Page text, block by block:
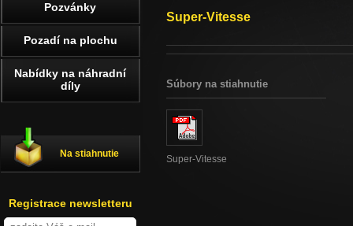
Super-Vitesse
Súbory na stiahnutie
Super-Vitesse
Pozvánky
Pozadí na plochu
Nabídky na náhradní
díly
Na stiahnutie
Registrace newsletteru